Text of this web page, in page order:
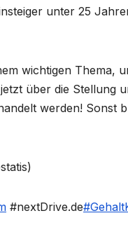
unter 25
wichtigen Thema,
über die
werden! Sonst
#nextDrive.de